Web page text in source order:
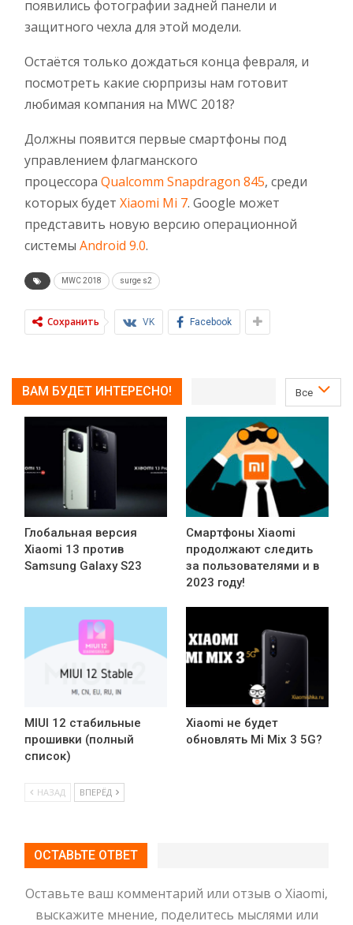
появились фотографии задней панели и
защитного чехла для этой модели.
Остаётся только дождаться конца февраля, и
посмотреть какие сюрпризы нам готовит
любимая компания на MWC 2018?
Должны появится первые смартфоны под
управлением флагманского
процессора Qualcomm Snapdragon 845, среди
которых будет Xiaomi Mi 7. Google может
представить новую версию операционной
системы Android 9.0.
MWC 2018 surge s2
Сохранить VK Facebook
Все
ВАМ БУДЕТ ИНТЕРЕСНО!
Глобальная версия
Xiaomi 13 против
Samsung Galaxy S23
Смартфоны Xiaomi
продолжают следить
за пользователями и в
2023 году!
MIUI 12 стабильные
прошивки (полный
список)
Xiaomi не будет
обновлять Mi Mix 3 5G?
НАЗАД ВПЕРЁД
ОСТАВЬТЕ ОТВЕТ
Оставьте ваш комментарий или отзыв о Xiaomi,
выскажите мнение, поделитесь мыслями или